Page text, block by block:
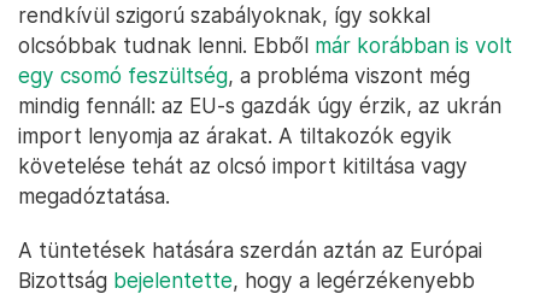
rendkívül szigorú szabályoknak, így sokkal
olcsóbbak tudnak lenni. Ebből már korábban is volt
egy csomó feszültség, a probléma viszont még
mindig fennáll: az EU-s gazdák úgy érzik, az ukrán
import lenyomja az árakat. A tiltakozók egyik
követelése tehát az olcsó import kitiltása vagy
megadóztatása.
A tüntetések hatására szerdán aztán az Európai
Bizottság bejelentette, hogy a legérzékenyebb